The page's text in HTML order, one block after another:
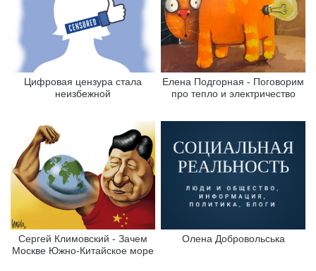
Цифровая цензура стала
неизбежной
Елена Подгорная - Поговорим
про тепло и электричество
Сергей Климовский - Зачем
Москве Южно-Китайское море
Олена Добровольська